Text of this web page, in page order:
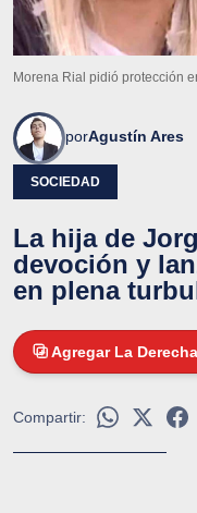
Morena Rial pidió protección
porAgustín Ares
SOCIEDAD
La hija de
devoción y
en plena
Agregar La
Compartir: